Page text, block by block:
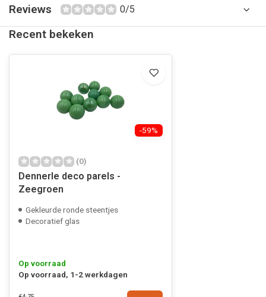
Reviews 0/5
Recent bekeken
-59%
(0)
Dennerle deco parels -
Zeegroen
Gekleurde ronde steentjes
Decoratief glas
Op voorraad
Op voorraad, 1-2 werkdagen